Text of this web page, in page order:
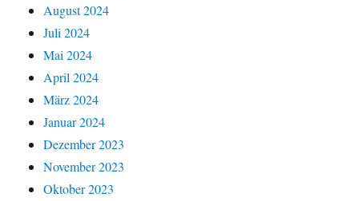
August 2024
Juli 2024
Mai 2024
April 2024
März 2024
Januar 2024
Dezember 2023
November 2023
Oktober 2023